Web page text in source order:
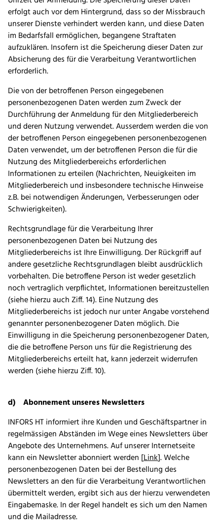
erfolgt auch vor dem Hintergrund, dass so der Missbrauch
unserer Dienste verhindert werden kann, und diese Daten
im Bedarfsfall ermöglichen, begangene Straftaten
aufzuklären. Insofern ist die Speicherung dieser Daten zur
Absicherung des für die Verarbeitung Verantwortlichen
erforderlich.
Die von der betroffenen Person eingegebenen
personenbezogenen Daten werden zum Zweck der
Durchführung der Anmeldung für den Mitgliederbereich
und deren Nutzung verwendet. Ausserdem werden die von
der betroffenen Person eingegebenen personenbezogenen
Daten verwendet, um der betroffenen Person die für die
Nutzung des Mitgliederbereichs erforderlichen
Informationen zu erteilen (Nachrichten, Neuigkeiten im
Mitgliederbereich und insbesondere technische Hinweise
z.B. bei notwendigen Änderungen, Verbesserungen oder
Schwierigkeiten).
Rechtsgrundlage für die Verarbeitung Ihrer
personenbezogenen Daten bei Nutzung des
Mitgliederbereichs ist Ihre Einwilligung. Der Rückgriff auf
andere gesetzliche Rechtsgrundlagen bleibt ausdrücklich
vorbehalten. Die betroffene Person ist weder gesetzlich
noch vertraglich verpflichtet, Informationen bereitzustellen
(siehe hierzu auch Ziff. 14). Eine Nutzung des
Mitgliederbereichs ist jedoch nur unter Angabe vorstehend
genannter personenbezogener Daten möglich. Die
Einwilligung in die Speicherung personenbezogener Daten,
die die betroffene Person uns für die Registrierung des
Mitgliederbereichs erteilt hat, kann jederzeit widerrufen
werden (siehe hierzu Ziff. 10).
d) Abonnement unseres Newsletters
INFORS HT informiert ihre Kunden und Geschäftspartner in
regelmässigen Abständen im Wege eines Newsletters über
Angebote des Unternehmens. Auf unserer Internetseite
kann ein Newsletter abonniert werden [Link]. Welche
personenbezogenen Daten bei der Bestellung des
Newsletters an den für die Verarbeitung Verantwortlichen
übermittelt werden, ergibt sich aus der hierzu verwendeten
Eingabemaske. In der Regel handelt es sich um den Namen
und die Mailadresse.